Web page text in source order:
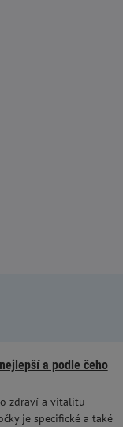
a podle čeho
zdraví a vitalitu
je specifické a také